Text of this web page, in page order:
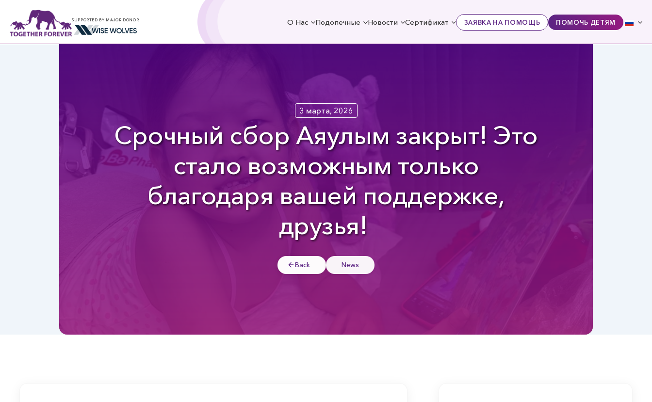
SUPPORTED BY MAJOR DONOR О Нас Подопечные Новости Сертификат ЗАЯВКА НА ПОМОЩЬ ПОМОЧЬ ДЕТЯМ
3 марта, 2026
Срочный сбор Аяулым закрыт! Это
стало возможным только
благодаря вашей поддержке,
друзья!
Back News